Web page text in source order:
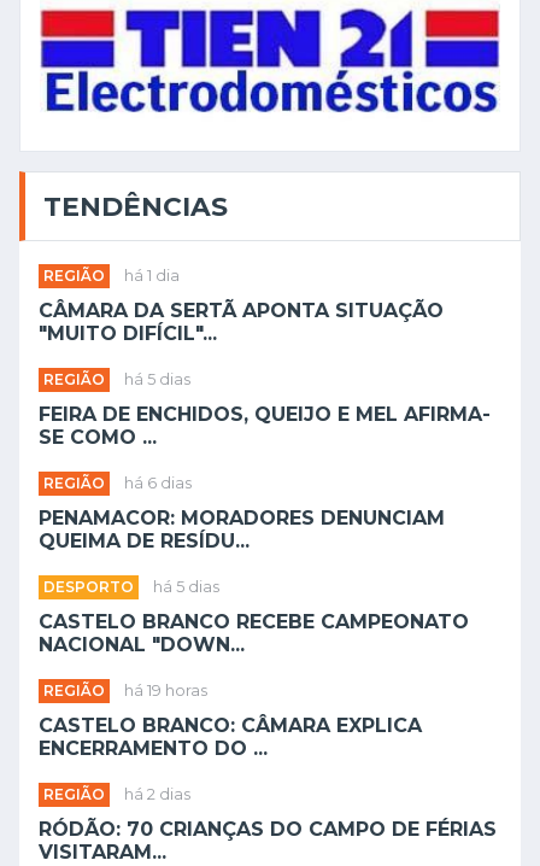
TENDÊNCIAS
REGIÃO há 1 dia
CÂMARA DA SERTÃ APONTA SITUAÇÃO
"MUITO DIFÍCIL"...
REGIÃO há 5 dias
FEIRA DE ENCHIDOS, QUEIJO E MEL AFIRMA-
SE COMO ...
REGIÃO há 6 dias
PENAMACOR: MORADORES DENUNCIAM
QUEIMA DE RESÍDU...
DESPORTO há 5 dias
CASTELO BRANCO RECEBE CAMPEONATO
NACIONAL "DOWN...
REGIÃO há 19 horas
CASTELO BRANCO: CÂMARA EXPLICA
ENCERRAMENTO DO ...
REGIÃO há 2 dias
RÓDÃO: 70 CRIANÇAS DO CAMPO DE FÉRIAS
VISITARAM...